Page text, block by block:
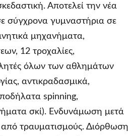
Αποτελεί την νέα
σύγχρονα γυμναστήρια σε
μηχανήματα,
12 τροχαλίες,
όλων των αθλημάτων
αντικραδασμικά,
spinning,
σκί). Ενδυνάμωση μετά
τραυματισμούς. Διόρθωση